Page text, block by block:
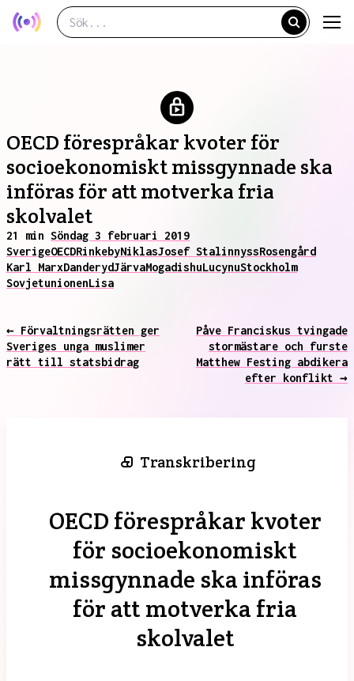
OECD förespråkar kvoter för
socioekonomiskt missgynnade ska
införas för att motverka fria
skolvalet
21 min Söndag 3 februari 2019
SverigeOECDRinkebyNiklasJosef StalinnyssRosengård
Karl MarxDanderydJärvaMogadishuLucynuStockholm
SovjetunionenLisa
← Förvaltningsrätten ger
Sveriges unga muslimer
rätt till statsbidrag
Påve Franciskus tvingade
stormästare och furste
Matthew Festing abdikera
efter konflikt →
Transkribering
OECD förespråkar kvoter
för socioekonomiskt
missgynnade ska införas
för att motverka fria
skolvalet